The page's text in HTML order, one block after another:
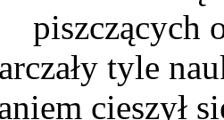
piszczących
tyle
cieszył